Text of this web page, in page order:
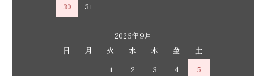
30
31
2026年9月
日
月 火 水 木 金
土
1
2 3 4
5